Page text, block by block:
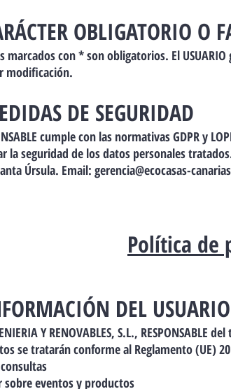
OBLIGATORIO O
marcados con * son obligatorios. El
modificación.
DE SEGURIDAD
cumple con las normativas GDPR y
la seguridad de los datos personales tratados.
Úrsula. Email: gerencia@ecocasas-
Política de
DEL USUARIO
Y RENOVABLES, S.L.,
se tratarán conforme al Reglamento (UE)
sobre eventos y productos